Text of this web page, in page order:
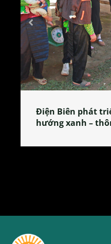
triển du lịch theo
thông minh – bền vững